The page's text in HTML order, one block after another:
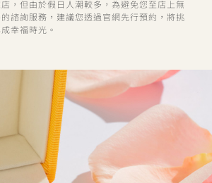
，但由於假日人潮較多，為避免您至店上無
諮詢服務，建議您透過官網先行預約，將挑
幸福時光。